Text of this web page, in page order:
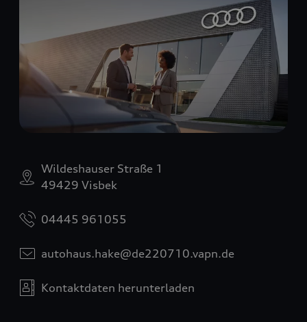
Wildeshauser Straße 1
49429 Visbek
04445 961055
autohaus.hake@de220710.vapn.de
Kontaktdaten herunterladen